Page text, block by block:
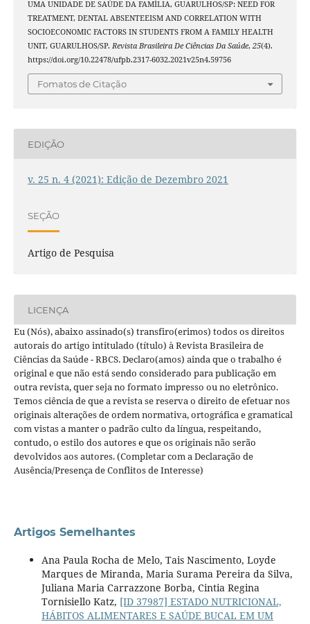
UMA UNIDADE DE SAÚDE DA FAMÍLIA, GUARULHOS/SP: NEED FOR
TREATMENT, DENTAL ABSENTEEISM AND CORRELATION WITH
SOCIOECONOMIC FACTORS IN STUDENTS FROM A FAMILY HEALTH
UNIT, GUARULHOS/SP. Revista Brasileira De Ciências Da Saúde, 25(4).
https://doi.org/10.22478/ufpb.2317-6032.2021v25n4.59756
Fomatos de Citação
EDIÇÃO
v. 25 n. 4 (2021): Edição de Dezembro 2021
SEÇÃO
Artigo de Pesquisa
LICENÇA
Eu (Nós), abaixo assinado(s) transfiro(erimos) todos os direitos
autorais do artigo intitulado (título) à Revista Brasileira de
Ciências da Saúde - RBCS. Declaro(amos) ainda que o trabalho é
original e que não está sendo considerado para publicação em
outra revista, quer seja no formato impresso ou no eletrônico.
Temos ciência de que a revista se reserva o direito de efetuar nos
originais alterações de ordem normativa, ortográfica e gramatical
com vistas a manter o padrão culto da língua, respeitando,
contudo, o estilo dos autores e que os originais não serão
devolvidos aos autores. (Completar com a Declaração de
Ausência/Presença de Conflitos de Interesse)
Artigos Semelhantes
Ana Paula Rocha de Melo, Tais Nascimento, Loyde
Marques de Miranda, Maria Surama Pereira da Silva,
Juliana Maria Carrazzone Borba, Cintia Regina
Tornisiello Katz, [ID 37987] ESTADO NUTRICIONAL,
HÁBITOS ALIMENTARES E SAÚDE BUCAL EM UM